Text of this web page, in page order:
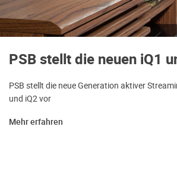
PSB stellt die neuen iQ1
PSB stellt die neue Generation aktiver
und iQ2 vor
Mehr erfahren